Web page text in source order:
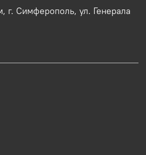
г. Симферополь, ул. Генерала